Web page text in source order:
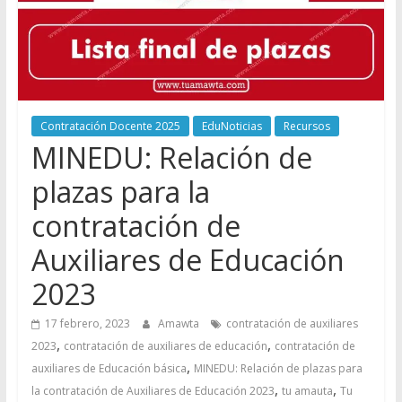
Contratación Docente 2025 EduNoticias Recursos
MINEDU: Relación de
plazas para la
contratación de
Auxiliares de Educación
2023
17 febrero, 2023 Amawta
contratación de auxiliares
2023, contratación de auxiliares de educación, contratación de
auxiliares de Educación básica, MINEDU: Relación de plazas para
la contratación de Auxiliares de Educación 2023, tu amauta, Tu